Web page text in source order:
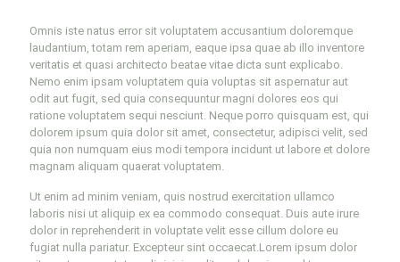
Omnis iste natus error sit voluptatem accusantium doloremque
laudantium, totam rem aperiam, eaque ipsa quae ab illo inventore
veritatis et quasi architecto beatae vitae dicta sunt explicabo.
Nemo enim ipsam voluptatem quia voluptas sit aspernatur aut
odit aut fugit, sed quia consequuntur magni dolores eos qui
ratione voluptatem sequi nesciunt. Neque porro quisquam est, qui
dolorem ipsum quia dolor sit amet, consectetur, adipisci velit, sed
quia non numquam eius modi tempora incidunt ut labore et dolore
magnam aliquam quaerat voluptatem.
Ut enim ad minim veniam, quis nostrud exercitation ullamco
laboris nisi ut aliquip ex ea commodo consequat. Duis aute irure
dolor in reprehenderit in voluptate velit esse cillum dolore eu
fugiat nulla pariatur. Excepteur sint occaecat.Lorem ipsum dolor